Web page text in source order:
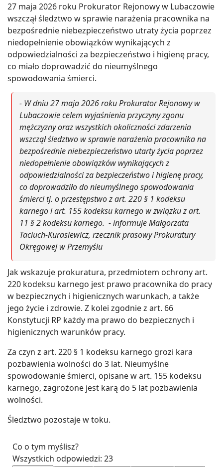
27 maja 2026 roku Prokurator Rejonowy w Lubaczowie
wszczął śledztwo w sprawie narażenia pracownika na
bezpośrednie niebezpieczeństwo utraty życia poprzez
niedopełnienie obowiązków wynikających z
odpowiedzialności za bezpieczeństwo i higienę pracy,
co miało doprowadzić do nieumyślnego
spowodowania śmierci.
- W dniu 27 maja 2026 roku Prokurator Rejonowy w
Lubaczowie celem wyjaśnienia przyczyny zgonu
mężczyzny oraz wszystkich okoliczności zdarzenia
wszczął śledztwo w sprawie narażenia pracownika na
bezpośrednie niebezpieczeństwo utarty życia poprzez
niedopełnienie obowiązków wynikających z
odpowiedzialności za bezpieczeństwo i higienę pracy,
co doprowadziło do nieumyślnego spowodowania
śmierci tj. o przestępstwo z art. 220 § 1 kodeksu
karnego i art. 155 kodeksu karnego w związku z art.
11 § 2 kodeksu karnego. - informuje Małgorzata
Taciuch-Kurasiewicz, rzecznik prasowy Prokuratury
Okręgowej w Przemyślu
Jak wskazuje prokuratura, przedmiotem ochrony art.
220 kodeksu karnego jest prawo pracownika do pracy
w bezpiecznych i higienicznych warunkach, a także
jego życie i zdrowie. Z kolei zgodnie z art. 66
Konstytucji RP każdy ma prawo do bezpiecznych i
higienicznych warunków pracy.
Za czyn z art. 220 § 1 kodeksu karnego grozi kara
pozbawienia wolności do 3 lat. Nieumyślne
spowodowanie śmierci, opisane w art. 155 kodeksu
karnego, zagrożone jest karą do 5 lat pozbawienia
wolności.
Śledztwo pozostaje w toku.
Co o tym myślisz?
Wszystkich odpowiedzi: 23